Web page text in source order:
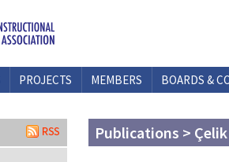
PROJECTS MEMBERS BOARDS &
Publications > Çelik